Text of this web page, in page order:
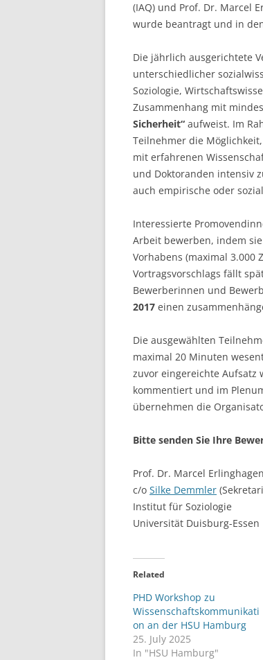
LEUPHANA
TU HAMBURG
UNIVERSITY OF
UNIVERSITY OF
UNIVERSITY OF
(IAQ) und Prof. Dr. Marcel
wurde beantragt und in
Die jährlich ausgerichtete
unterschiedlicher
Soziologie,
Zusammenhang mit
Sicherheit“ aufweist. Im
Teilnehmer die
mit erfahrenen
und Doktoranden intensiv
auch empirische oder
Interessierte
Arbeit bewerben, indem
Vorhabens (maximal 3.000
Vortragsvorschlags fällt
Bewerberinnen und
2017 einen
Die ausgewählten
maximal 20 Minuten
zuvor eingereichte Aufsatz
kommentiert und im
übernehmen die
Bitte senden Sie Ihre
Prof. Dr. Marcel Erlinghagen
c/o Silke Demmler
Institut für Soziologie
Universität Duisburg-Essen
Related
PHD Workshop zu
Wissenschaftskommunikati
on an der HSU Hamburg
25. July 2025
In "HSU Hamburg"